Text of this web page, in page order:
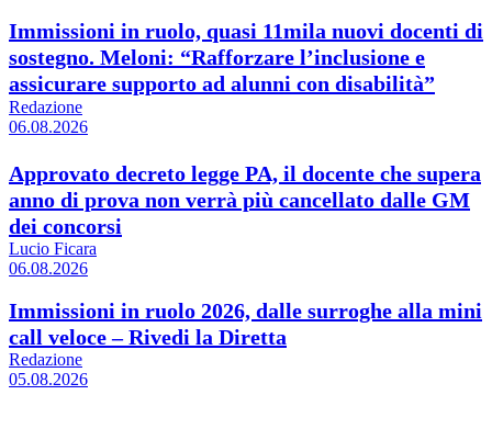
Immissioni in ruolo, quasi 11mila nuovi docenti di
sostegno. Meloni: “Rafforzare l’inclusione e
assicurare supporto ad alunni con disabilità”
Redazione
06.08.2026
Approvato decreto legge PA, il docente che supera
anno di prova non verrà più cancellato dalle GM
dei concorsi
Lucio Ficara
06.08.2026
Immissioni in ruolo 2026, dalle surroghe alla mini
call veloce – Rivedi la Diretta
Redazione
05.08.2026